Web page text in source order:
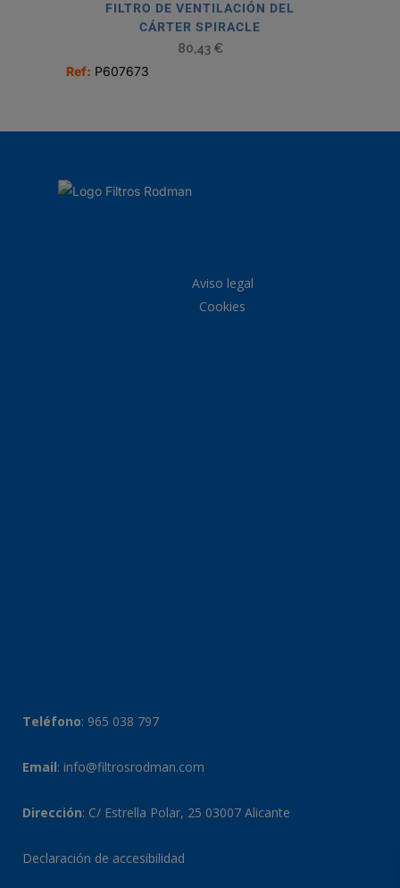
FILTRO DE VENTILACIÓN DEL
CÁRTER SPIRACLE
80,43 €
Ref: P607673
Aviso legal
Cookies
Teléfono: 965 038 797
Email: info@filtrosrodman.com
Dirección: C/ Estrella Polar, 25 03007 Alicante
Declaración de accesibilidad